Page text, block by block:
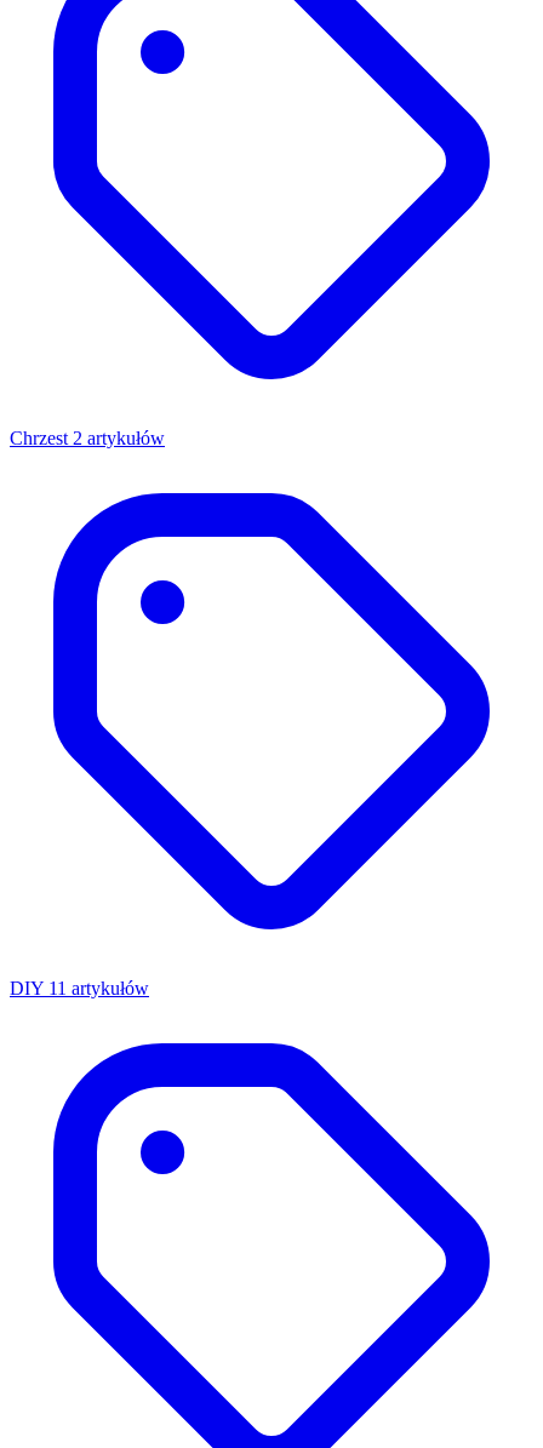
Chrzest 2 artykułów
DIY 11 artykułów